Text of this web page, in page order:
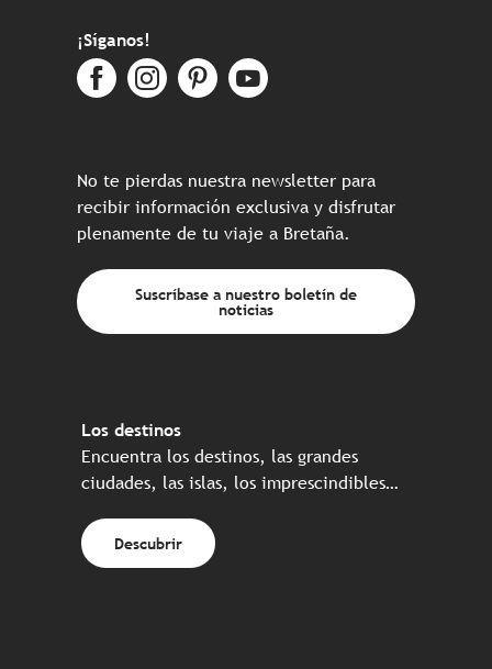
¡Síganos!
No te pierdas nuestra newsletter para
recibir información exclusiva y disfrutar
plenamente de tu viaje a Bretaña.
Suscríbase a nuestro boletín de
noticias
Los destinos
Encuentra los destinos, las grandes
ciudades, las islas, los imprescindibles…
Descubrir